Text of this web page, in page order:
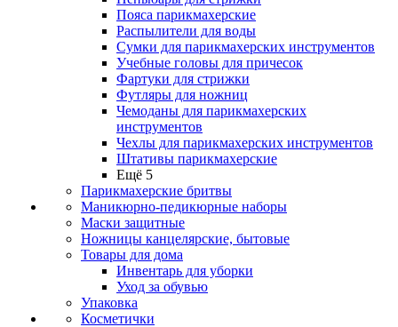
Пояса парикмахерские
Распылители для воды
Сумки для парикмахерских инструментов
Учебные головы для причесок
Фартуки для стрижки
Футляры для ножниц
Чемоданы для парикмахерских
инструментов
Чехлы для парикмахерских инструментов
Штативы парикмахерские
Ещё 5
Парикмахерские бритвы
Маникюрно-педикюрные наборы
Маски защитные
Ножницы канцелярские, бытовые
Товары для дома
Инвентарь для уборки
Уход за обувью
Упаковка
Косметички